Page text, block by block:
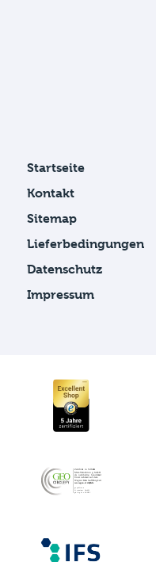
Startseite
Kontakt
Sitemap
Lieferbedingungen
Datenschutz
Impressum